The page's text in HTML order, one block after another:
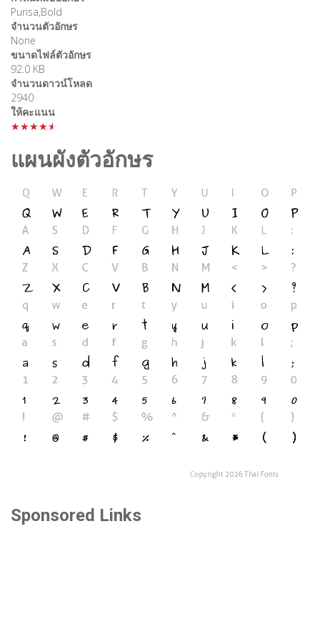
Purisa,Bold
จำนวนตัวอักษร
None
ขนาดไฟล์ตัวอักษร
92.0 KB
จำนวนดาวน์โหลด
2940
ให้คะแนน
★★★★★
แผนผังตัวอักษร
Sponsored Links